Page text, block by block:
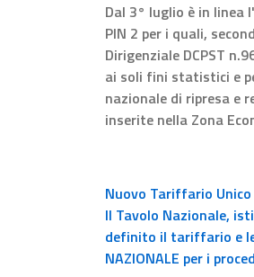
Dal 3° luglio è in linea
PIN 2 per i quali,
Dirigenziale DCPST
ai soli fini statistici e
nazionale di ripresa e
inserite nella Zona
Nuovo Tariffario
Il Tavolo Nazionale,
definito il tariffario e
NAZIONALE per i